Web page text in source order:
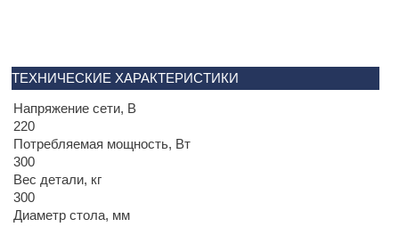
ТЕХНИЧЕСКИЕ ХАРАКТЕРИСТИКИ
Напряжение сети, В
220
Потребляемая мощность, Вт
300
Вес детали, кг
300
Диаметр стола, мм